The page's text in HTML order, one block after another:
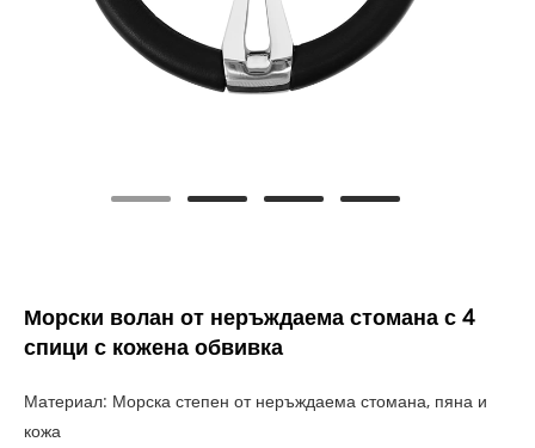
Морски волан от неръждаема стомана с 4
спици с кожена обвивка
Материал: Морска степен от неръждаема стомана, пяна и
кожа